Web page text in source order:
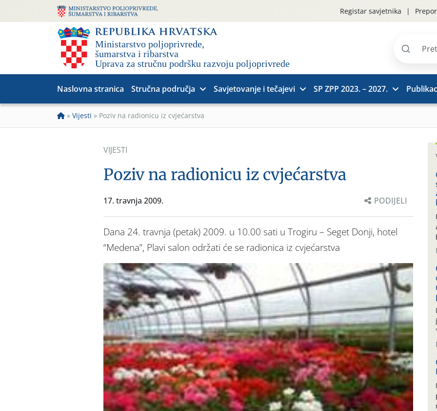
Registar savjetnika
Pretraži
Naslovna stranica Stručna područja Savjetovanje i tečajevi SP ZPP 2023. – 2027.
» Vijesti » Poziv na radionicu iz cvjećarstva
VIJESTI
Poziv na radionicu iz cvjećarstva
17. travnja 2009. PODIJELI
Dana 24. travnja (petak) 2009. u 10.00 sati u Trogiru – Seget Donji, hotel
“Medena”, Plavi salon održati će se radionica iz cvjećarstva